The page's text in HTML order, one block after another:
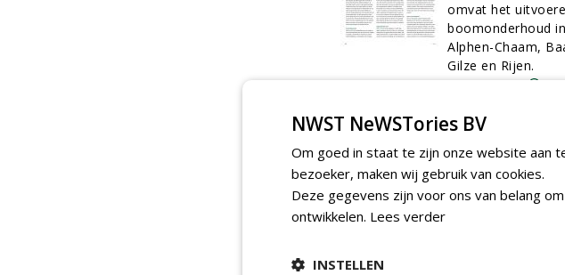
omvat het
boomonderhoud
Alphen-Chaam,
Gilze en Rijen.
01-06-2018
6
‘Sorbus
ten top!’
Plaatjes zijn net zo
species zelf en
nauwelijks in
NWST NeWSTories BV
Om goed in staat te zijn onze website aan
bezoeker, maken wij gebruik van cookies.
Deze gegevens zijn voor ons van belang
ontwikkelen. Lees verder
INSTELLEN